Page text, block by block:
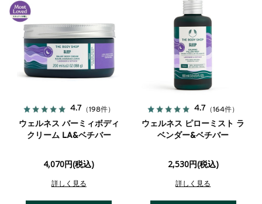
4.7 （198件）
ウェルネス バーミィボディ
クリーム LA&ベチバー
4,070円(税込)
詳しく見る
4.7 （164件）
ウェルネス ピローミスト ラ
ベンダー&ベチバー
2,530円(税込)
詳しく見る